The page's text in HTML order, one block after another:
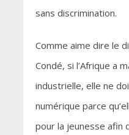
sans discrimination.
Comme aime dire le
Condé, si l’Afrique a
industrielle, elle ne
numérique parce
pour la jeunesse afin